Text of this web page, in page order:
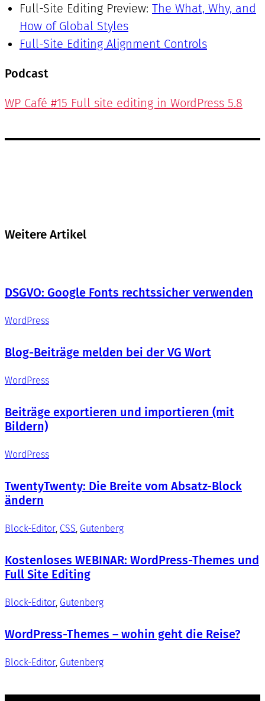
Full-Site Editing Preview: The What, Why, and
How of Global Styles
Full-Site Editing Alignment Controls
Podcast
WP Café #15 Full site editing in WordPress 5.8
Weitere Artikel
DSGVO: Google Fonts rechtssicher verwenden
WordPress
Blog-Beiträge melden bei der VG Wort
WordPress
Beiträge exportieren und importieren (mit
Bildern)
WordPress
TwentyTwenty: Die Breite vom Absatz-Block
ändern
Block-Editor, CSS, Gutenberg
Kostenloses WEBINAR: WordPress-Themes und
Full Site Editing
Block-Editor, Gutenberg
WordPress-Themes – wohin geht die Reise?
Block-Editor, Gutenberg